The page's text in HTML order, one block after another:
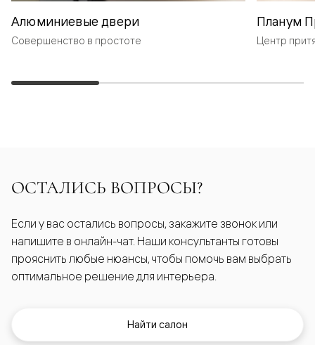
Алюминиевые двери
Совершенство в простоте
Планум
Центр
ОСТАЛИСЬ ВОПРОСЫ?
Если у вас остались вопросы, закажите звонок или
напишите в онлайн-чат. Наши консультанты готовы
прояснить любые нюансы, чтобы помочь вам выбрать
оптимальное решение для интерьера.
Найти салон